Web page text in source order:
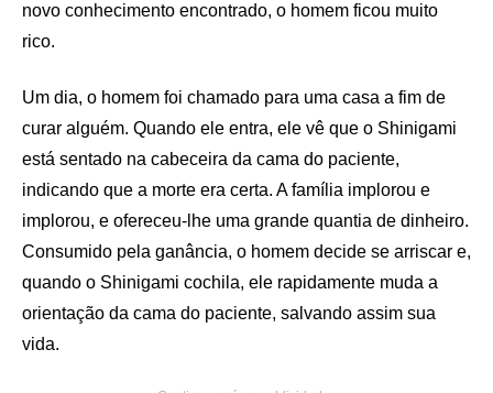
novo conhecimento encontrado, o homem ficou muito
rico.
Um dia, o homem foi chamado para uma casa a fim de
curar alguém. Quando ele entra, ele vê que o Shinigami
está sentado na cabeceira da cama do paciente,
indicando que a morte era certa. A família implorou e
implorou, e ofereceu-lhe uma grande quantia de dinheiro.
Consumido pela ganância, o homem decide se arriscar e,
quando o Shinigami cochila, ele rapidamente muda a
orientação da cama do paciente, salvando assim sua
vida.